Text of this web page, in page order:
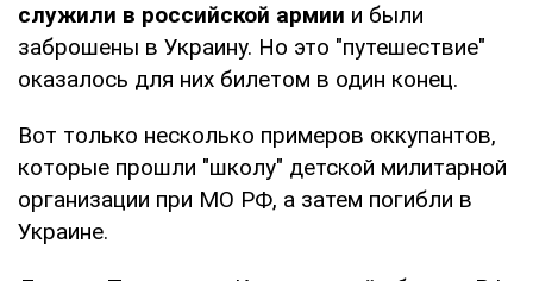
служили в российской армии и были
заброшены в Украину. Но это "путешествие"
оказалось для них билетом в один конец.
Вот только несколько примеров оккупантов,
которые прошли "школу" детской милитарной
организации при МО РФ, а затем погибли в
Украине.